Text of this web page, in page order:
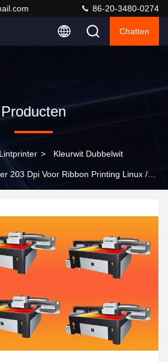
86-20-3480-0274
Chatten
Producten
Lintprinter > Kleurwit Dubbelwit
203 Dpi Voor Ribbon Printing Linux /